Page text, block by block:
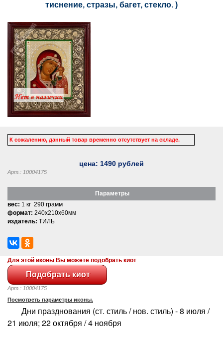
тиснение, стразы, багет, стекло. )
К сожалению, данный товар временно отсутствует на складе.
цена: 1490 рублей
Арт.: 10004175
Параметры
вес: 1 кг 290 грамм
формат: 240x210x60мм
издатель: ТИЛЬ
Для этой иконы Вы можете подобрать киот
Арт.: 10004175
Посмотреть параметры иконы.
Дни празднования (ст. стиль / нов. стиль) - 8 июля /
21 июля; 22 октября / 4 ноября